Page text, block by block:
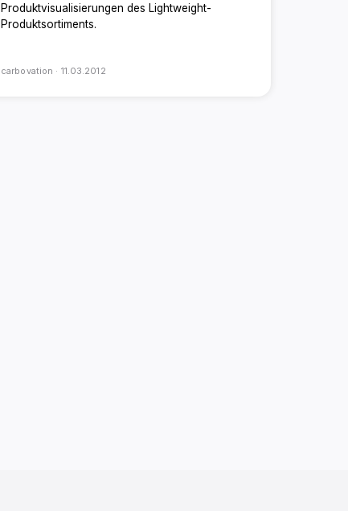
Produktvisualisierungen des Lightweight-
Produktsortiments.
carbovation · 11.03.2012